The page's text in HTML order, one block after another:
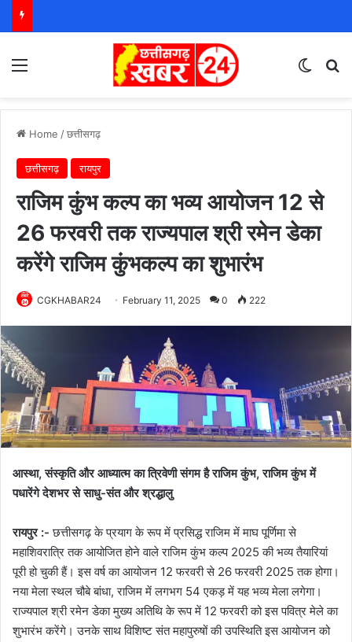
Home /छत्तीसगढ़
छत्तीसगढ़ रायपुर
राजिम कुंभ कल्प का भव्य आयोजन 12 से
26 फरवरी तक राज्यपाल श्री रमेन डेका
करेंगे राजिम कुंभकल्प का शुभारंभ
CGKHABAR24 February 11, 2025 0 222
आस्था, संस्कृति और आध्यात्म का त्रिवेणी संगम है राजिम कुंभ,राजिम कुंभ में
पधारेंगे देशभर से साधु-संत और श्रद्धालु
रायपुर :-छत्तीसगढ़ के प्रयाग के रूप में प्रसिद्ध राजिम में माघ पूर्णिमा से
महाशिवरात्रि तक आयोजित होने वाले राजिम कुंभ कल्प 2025 की भव्य तैयारियां
पूरी हो चुकी हैं। इस वर्ष का आयोजन 12 फरवरी से 26 फरवरी 2025 तक होगा।
नया मेला स्थल चौबे बांधा, राजिम में लगभग 54 एकड़ में यह भव्य मेला लगेगा।
राज्यपाल श्री रमेन डेका मुख्य अतिथि के रूप में 12 फरवरी को इस पवित्र मेले का
शुभारंभ करेंगे। उनके साथ विशिष्ट संत महापुरुषों की उपस्थिति इस आयोजन को